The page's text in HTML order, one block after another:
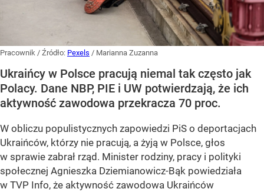
Pracownik / Źródło: Pexels / Marianna Zuzanna
Ukraińcy w Polsce pracują niemal tak często jak
Polacy. Dane NBP, PIE i UW potwierdzają, że ich
aktywność zawodowa przekracza 70 proc.
W obliczu populistycznych zapowiedzi PiS o deportacjach
Ukraińców, którzy nie pracują, a żyją w Polsce, głos
w sprawie zabrał rząd. Minister rodziny, pracy i polityki
społecznej Agnieszka Dziemianowicz-Bąk powiedziała
w TVP Info, że aktywność zawodowa Ukraińców